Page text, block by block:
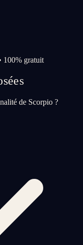
100% gratuit
de Scorpio ?